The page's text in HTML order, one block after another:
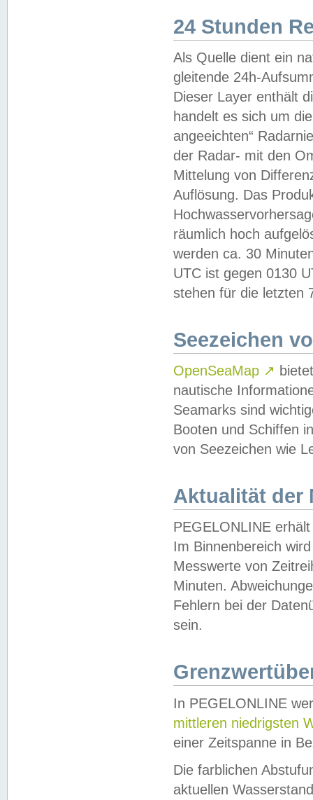
24 Stunden
Als Quelle dient ein
gleitende 24h-
Dieser Layer enthält
handelt es sich um
angeeichten“
der Radar- mit den
Mittelung von
Auflösung. Das
räumlich hoch
werden ca. 30
UTC ist gegen 0130
stehen für die letzten
Seezeichen
OpenSeaMap ↗
nautische
Seamarks sind
Booten und Schiffen
von Seezeichen wie
Aktualität der
PEGELONLINE
Im Binnenbereich
Messwerte von
Minuten.
Fehlern bei der
sein.
In PEGELONLINE
mittleren niedrigsten
einer Zeitspanne in
Die farblichen
aktuellen